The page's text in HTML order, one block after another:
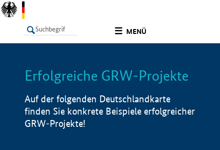
MENÜ
LISTE Info
Erfolgreiche GRW-Projekte
Auf der folgenden Deutschlandkarte
finden Sie konkrete Beispiele erfolgreicher
GRW-Projekte!